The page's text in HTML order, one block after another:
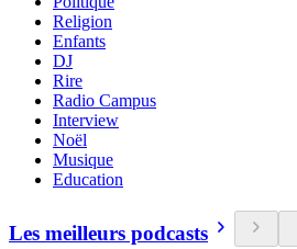
Religion
Enfants
DJ
Rire
Radio Campus
Interview
Noël
Musique
Education
Les meilleurs podcasts